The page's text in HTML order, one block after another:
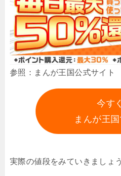
参照：まんが王国公式サイト
今す
まんが王
実際の値段をみていきましょう